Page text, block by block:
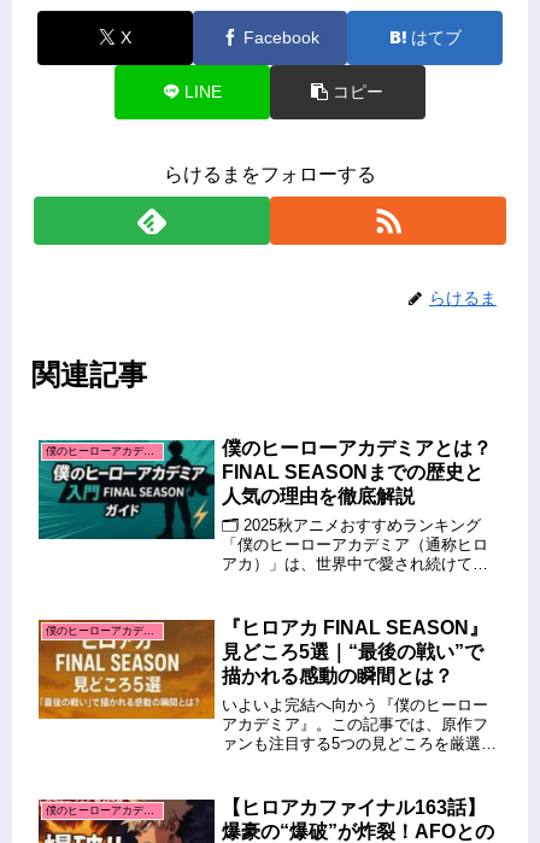
X Facebook はてブ
LINE コピー
らけるまをフォローする
らけるま
関連記事
僕のヒーローアカデミア
僕のヒーローアカデミアとは？
FINAL SEASONまでの歴史と
人気の理由を徹底解説
🗂️ 2025秋アニメおすすめランキング
「僕のヒーローアカデミア（通称ヒロ
アカ）」は、世界中で愛され続けてい
の？」「シリーズの歴史は？」と気に
なっている方も多いのではないで...
僕のヒーローアカデミア
『ヒロアカ FINAL SEASON』
見どころ5選｜“最後の戦い”で
描かれる感動の瞬間とは？
いよいよ完結へ向かう『僕のヒーロー
アカデミア』。この記事では、原作フ
ァンも注目する5つの見どころを厳選し
読むとわかること 『ヒロアカ FINAL
SEASON』で描かれる...
僕のヒーローアカデミア
【ヒロアカファイナル163話】
爆豪の“爆破”が炸裂！AFOとの